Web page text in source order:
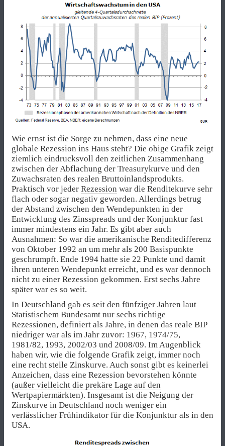
Wie ernst ist die Sorge zu nehmen, dass eine neue
globale Rezession ins Haus steht? Die obige Grafik zeigt
ziemlich eindrucksvoll den zeitlichen Zusammenhang
zwischen der Abflachung der Treasurykurve und den
Zuwachsraten des realen Bruttoinlandsprodukts.
Praktisch vor jeder Rezession war die Renditekurve sehr
flach oder sogar negativ geworden. Allerdings betrug
der Abstand zwischen den Wendepunkten in der
Entwicklung des Zinsspreads und der Konjunktur fast
immer mindestens ein Jahr. Es gibt aber auch
Ausnahmen: So war die amerikanische Renditedifferenz
von Oktober 1992 an um mehr als 200 Basispunkte
geschrumpft. Ende 1994 hatte sie 22 Punkte und damit
ihren unteren Wendepunkt erreicht, und es war dennoch
nicht zu einer Rezession gekommen. Erst sechs Jahre
später war es so weit.
In Deutschland gab es seit den fünfziger Jahren laut
Statistischem Bundesamt nur sechs richtige
Rezessionen, definiert als Jahre, in denen das reale BIP
niedriger war als im Jahr zuvor: 1967, 1974/75,
1981/82, 1993, 2002/03 und 2008/09. Im Augenblick
haben wir, wie die folgende Grafik zeigt, immer noch
eine recht steile Zinskurve. Auch sonst gibt es keinerlei
Anzeichen, dass eine Rezession bevorstehen könnte
(außer vielleicht die prekäre Lage auf den
Wertpapiermärkten). Insgesamt ist die Neigung der
Zinskurve in Deutschland noch weniger ein
verlässlicher Frühindikator für die Konjunktur als in den
USA.